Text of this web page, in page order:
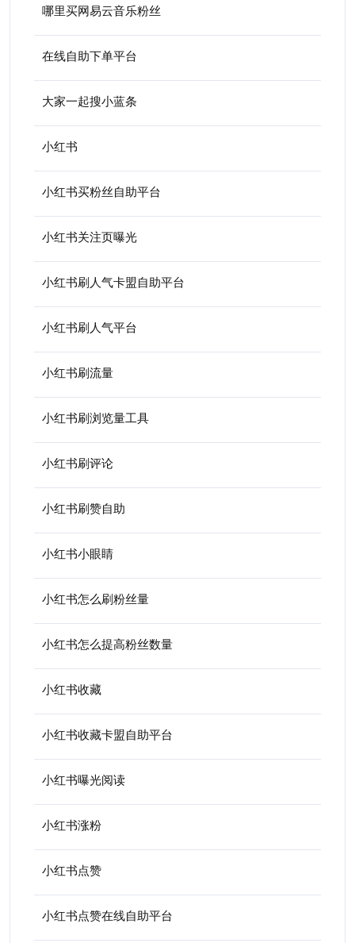
哪里买网易云音乐粉丝
在线自助下单平台
大家一起搜小蓝条
小红书
小红书买粉丝自助平台
小红书关注页曝光
小红书刷人气卡盟自助平台
小红书刷人气平台
小红书刷流量
小红书刷浏览量工具
小红书刷评论
小红书刷赞自助
小红书小眼睛
小红书怎么刷粉丝量
小红书怎么提高粉丝数量
小红书收藏
小红书收藏卡盟自助平台
小红书曝光阅读
小红书涨粉
小红书点赞
小红书点赞在线自助平台